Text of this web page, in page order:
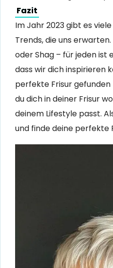
Fazit
Im Jahr 2023 gibt es
Trends, die uns
oder Shag – für jeden ist
dass wir dich inspirieren
perfekte Frisur gefunden
du dich in deiner Frisur
deinem Lifestyle passt.
und finde deine perfekte